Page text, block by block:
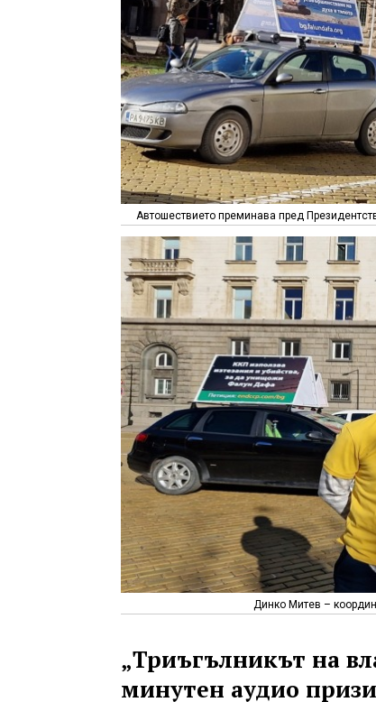
Автошествието преминава пред
Динко Митев –
„Триъгълникът на
минутен аудио